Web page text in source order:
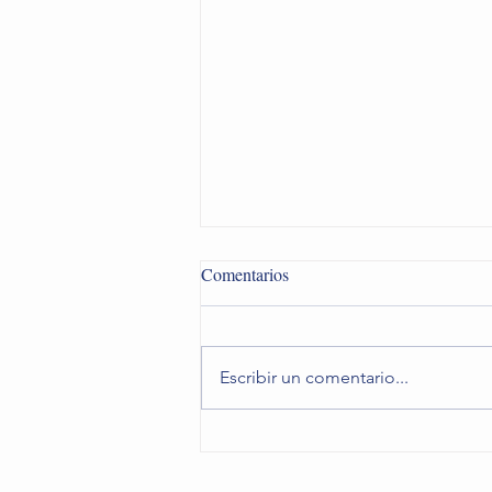
Comentarios
Escribir un comentario...